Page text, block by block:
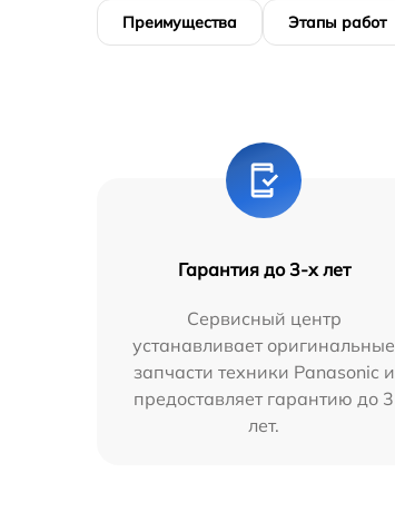
Преимущества Этапы работ
Гарантия до 3-х лет
Сервисный центр
устанавливает оригинальные
запчасти техники Panasonic и
предоставляет гарантию до 3
лет.